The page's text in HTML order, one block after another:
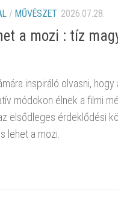
/ MŰVÉSZET 2026.07.28.
a mozi : tíz
inspiráló olvasni,
módokon élnek a filmi
elsődleges érdeklődési
lehet a mozi.